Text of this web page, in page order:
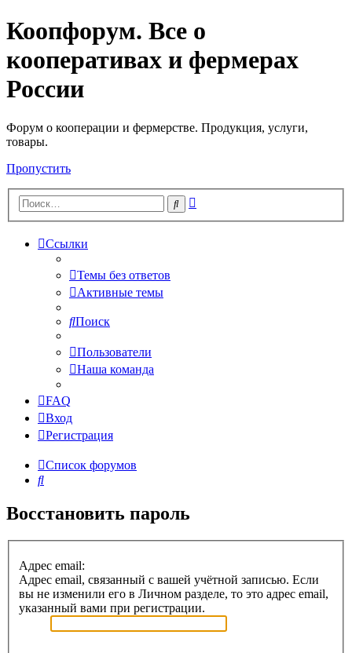
Коопфорум. Все о
кооперативах и фермерах
России
Форум о кооперации и фермерстве. Продукция, услуги,
товары.
Пропустить
Поиск
Ссылки
Темы без ответов
Активные темы
Поиск
Пользователи
Наша команда
FAQ
Вход
Регистрация
Список форумов
Поиск
Восстановить пароль
Адрес email:
Адрес email, связанный с вашей учётной записью. Если
вы не изменили его в Личном разделе, то это адрес email,
указанный вами при регистрации.